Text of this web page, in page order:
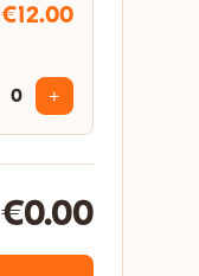
€12.00
0 +
€0.00